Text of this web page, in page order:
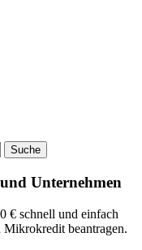
Suche
Unternehmen
€ schnell und einfach
beantragen.